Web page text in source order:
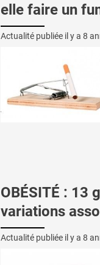
elle faire un
Actualité publiée il y a 8
OBÉSITÉ : 13
variations
Actualité publiée il y a 8